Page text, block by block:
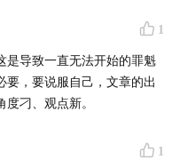
1
是导致一直无法开始的罪魁
要，要说服自己，文章的出
刁、观点新。
1